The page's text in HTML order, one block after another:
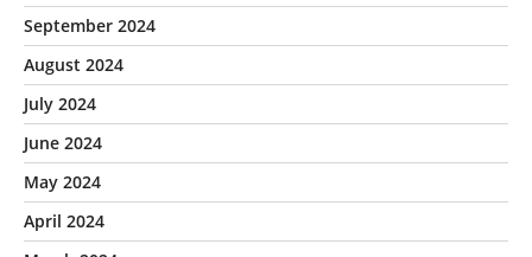
September 2024
August 2024
July 2024
June 2024
May 2024
April 2024